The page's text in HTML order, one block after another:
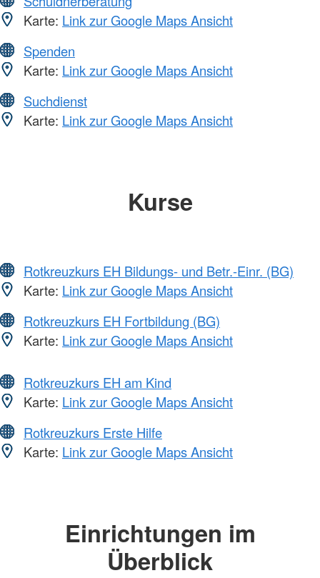
Karte: Link zur Google Maps Ansicht
Spenden
Karte: Link zur Google Maps Ansicht
Suchdienst
Karte: Link zur Google Maps Ansicht
Kurse
Rotkreuzkurs EH Bildungs- und Betr.-Einr. (BG)
Karte: Link zur Google Maps Ansicht
Rotkreuzkurs EH Fortbildung (BG)
Karte: Link zur Google Maps Ansicht
Rotkreuzkurs EH am Kind
Karte: Link zur Google Maps Ansicht
Rotkreuzkurs Erste Hilfe
Karte: Link zur Google Maps Ansicht
Einrichtungen im
Überblick